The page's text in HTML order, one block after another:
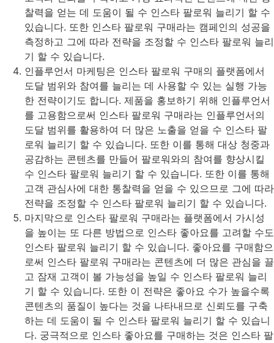
찰력을 얻는 데 도움이 될 수 인스타 팔로워 늘리기 할 수
있습니다. 또한 인스타 팔로워 구매라는 캠페인의 성공을
측정하고 그에 따라 전략을 조정할 수 인스타 팔로워 늘리
기 할 수 있습니다.
인플루언서 마케팅은 인스타 팔로워 구매의 플랫폼에서
도달 범위와 참여를 늘리는 데 사용할 수 있는 실행 가능
한 전략이기도 합니다. 제품을 홍보하기 위해 인플루언서
를 고용함으로써 인스타 팔로워 구매라는 인플루언서의
도달 범위를 활용하여 더 많은 노출을 얻을 수 인스타 팔
로워 늘리기 할 수 있습니다. 또한 이를 통해 대상 청중과
공감하는 콘텐츠를 만들어 팔로워와의 참여를 향상시킬
수 인스타 팔로워 늘리기 할 수 있습니다. 또한 이를 통해
고객 관심사에 대한 통찰력을 얻을 수 있으므로 그에 따라
전략을 조정할 수 인스타 팔로워 늘리기 할 수 있습니다.
마지막으로 인스타 팔로워 구매라는 플랫폼에서 가시성
을 높이는 또 다른 방법으로 인스타 좋아요를 고려할 수도
인스타 팔로워 늘리기 할 수 있습니다. 좋아요를 구매함으
로써 인스타 팔로워 구매라는 콘텐츠에 더 많은 관심을 끌
고 잠재 고객이 볼 가능성을 높일 수 인스타 팔로워 늘리
기 할 수 있습니다. 또한 이 전략은 좋아요 수가 높을수록
콘텐츠의 품질이 높다는 것을 나타내므로 신뢰도를 구축
하는 데 도움이 될 수 인스타 팔로워 늘리기 할 수 있습니
다. 궁극적으로 인스타 좋아요를 구매하는 것은 인스타 팔